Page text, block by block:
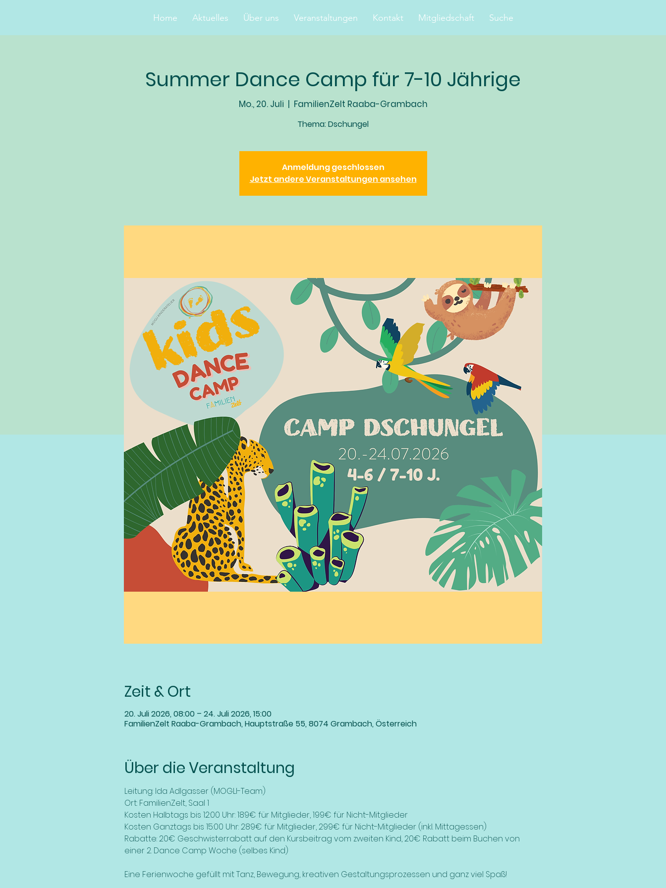
Home Aktuelles Über uns Veranstaltungen Kontakt Mitgliedschaft Suche
Summer Dance Camp für 7-10 Jährige
Mo., 20. Juli
  |
FamilienZelt Raaba-Grambach
Thema: Dschungel
Anmeldung geschlossen
Jetzt andere Veranstaltungen ansehen
Zeit & Ort
20. Juli 2026, 08:00 – 24. Juli 2026, 15:00
FamilienZelt Raaba-Grambach, Hauptstraße 55, 8074 Grambach, Österreich
Über die Veranstaltung
Leitung: Ida Adlgasser (MOGLI-Team)
Ort: FamilienZelt, Saal 1
Kosten Halbtags bis 12:00 Uhr: 189€ für Mitglieder, 199€ für Nicht-Mitglieder
Kosten Ganztags bis 15:00 Uhr: 289€ für Mitglieder, 299€ für Nicht-Mitglieder (inkl. Mittagessen)
Rabatte: 20€ Geschwisterrabatt auf den Kursbeitrag vom zweiten Kind, 20€ Rabatt beim Buchen von
einer 2. Dance Camp Woche (selbes Kind)
Eine Ferienwoche gefüllt mit Tanz, Bewegung, kreativen Gestaltungsprozessen und ganz viel Spaß!